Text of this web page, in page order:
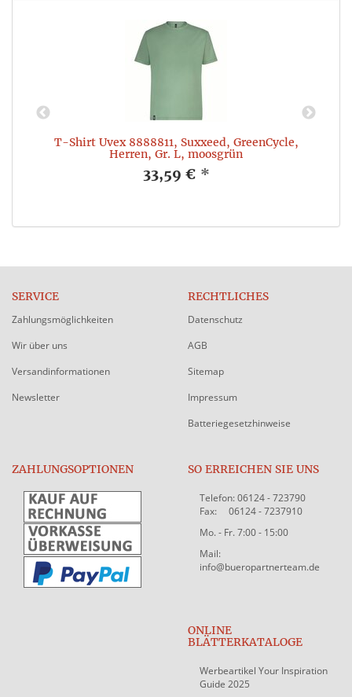
T-Shirt Uvex 8888811, Suxxeed, GreenCycle,
Herren, Gr. L, moosgrün
33,59 € *
SERVICE
Zahlungsmöglichkeiten
Wir über uns
Versandinformationen
Newsletter
RECHTLICHES
Datenschutz
AGB
Sitemap
Impressum
Batteriegesetzhinweise
ZAHLUNGSOPTIONEN SO ERREICHEN SIE UNS
Telefon: 06124 - 723790
Fax: 06124 - 7237910
Mo. - Fr. 7:00 - 15:00
Mail:
info@bueropartnerteam.de
ONLINE
BLÄTTERKATALOGE
Werbeartikel Your Inspiration
Guide 2025